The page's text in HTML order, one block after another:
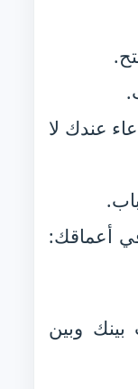
عندك لا
أعماقك:
بينك وبين